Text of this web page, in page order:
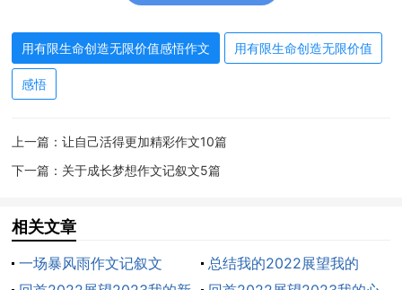
担。他也实现了自己的价值，让生命绽放了光彩。
那么，我们该怎样实现人生价值呢?
现在，我们要学好本领，要为父母分担家务活，比
长大后，假如我是警察。我会让小偷认识自己犯的
天天板着脸，冷若冰霜，我要像同学们的大哥哥一样。
上课的时候，对同学要关怀倍至，同学们不懂的问题我
一定耐心解答。
用有限生命创造无限价值感悟作文 用有限生命创造无限价值
感悟
上一篇：让自己活得更加精彩作文10篇
下一篇： 关于成长梦想作文记叙文5篇
相关文章
一场暴风雨作文记叙文
总结我的2022展望我的